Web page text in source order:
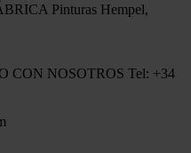
Pinturas Hempel,
CON NOSOTROS Tel: +34